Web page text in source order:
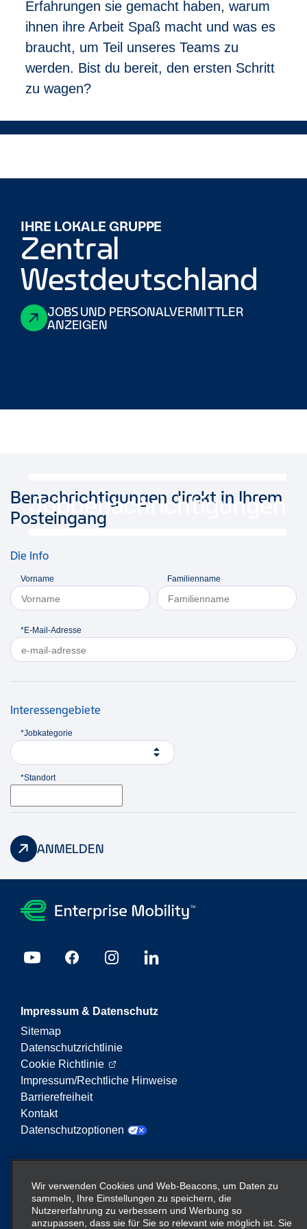
Deine Bewerbung:
Um dich auf diese Stelle zu bewerben, klicke
einfach auf „Ich möchte mich bewerben”. Du erstellst
kurz dein Profil in unserem System und beantwortest
einige stellenbezogene Fragen – fertig! Ein
Recruiter wird sich mit dir in Verbindung setzten, um
unterschiedlichsten Hintergründen zu beschäftigen.
Erfahrungen sie gemacht haben, warum
ihnen ihre Arbeit Spaß macht und was es
braucht, um Teil unseres Teams zu
werden. Bist du bereit, den ersten Schritt
zu wagen?
IHRE LOKALE GRUPPE
Zentral
Westdeutschland
JOBS UND PERSONALVERMITTLER
ANZEIGEN
Jobbenachrichtigungen
Benachrichtigungen direkt in Ihrem
Posteingang
Die Info
Vorname Familienname
*E-Mail-Adresse
Interessengebiete
*Jobkategorie
*Standort
ANMELDEN
Impressum & Datenschutz
Sitemap
Datenschutzrichtlinie
Cookie Richtlinie
Impressum/Rechtliche Hinweise
Barrierefreiheit
Kontakt
Datenschutzoptionen
Mobilitätsservices. Der Begriff „Enterprise Mobility“
auf dieser Website verweist auf bestimmte
Unternehmenseinheiten und/oder die Marke
Wir verwenden Cookies und Web-Beacons, um Daten zu
sammeln, Ihre Einstellungen zu speichern, die
Nutzererfahrung zu verbessern und Werbung so
anzupassen, dass sie für Sie so relevant wie möglich ist. Sie